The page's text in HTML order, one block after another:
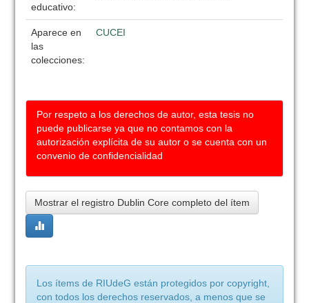
educativo:
Aparece en
las
colecciones:
CUCEI
Por respeto a los derechos de autor, esta tesis no
puede publicarse ya que no contamos con la
autorización explícita de su autor o se cuenta con un
convenio de confidencialidad
Mostrar el registro Dublin Core completo del ítem
Los ítems de RIUdeG están protegidos por copyright,
con todos los derechos reservados, a menos que se